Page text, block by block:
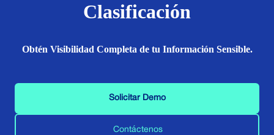
Clasificación
Obtén Visibilidad Completa de tu Información Sensible.
Solicitar Demo
Contáctenos